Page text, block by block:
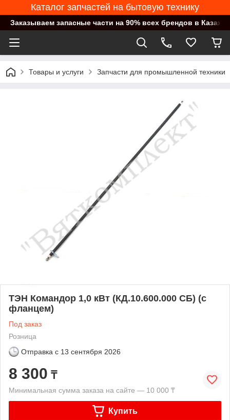
Каталог запчастей на бытовую технику
Заказываем запасные части на 90% всех брендов в
Товары и услуги Запчасти для промышленной техники
ТЭН Командор 1,0 кВт (КД.10.600.000 СБ) (с
фланцем)
Под заказ
Розница
Отправка с 13 сентября 2026
8 300 ₸
Минимальная сумма заказа на сайте — 10 000 ₸
Купить